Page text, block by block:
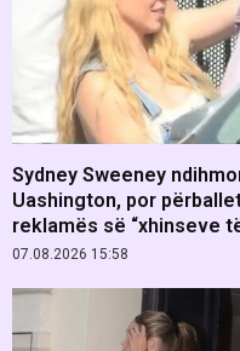
Sydney Sweeney
Uashington, por
reklamës së “xhinseve
07.08.2026 15:58